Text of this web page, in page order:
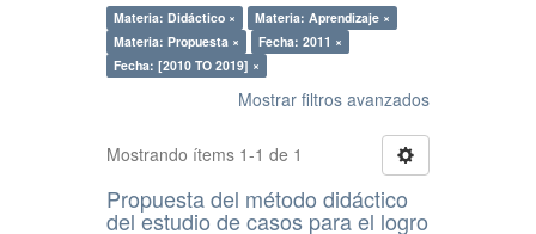
Materia: Didáctico ×
Materia: Aprendizaje ×
Materia: Propuesta ×
Fecha: 2011 ×
Fecha: [2010 TO 2019] ×
Mostrar filtros avanzados
Mostrando ítems 1-1 de 1
Propuesta del método didáctico
del estudio de casos para el logro